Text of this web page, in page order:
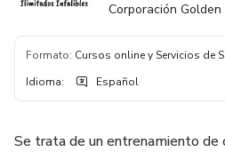
Corporación Golden
Formato: Cursos online y Servicios de
Idioma: Español
Se trata de un entrenamiento de